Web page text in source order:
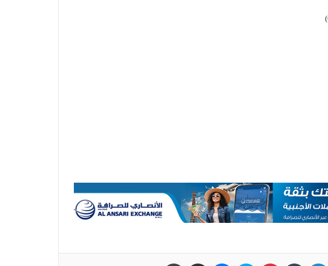
تويتر لينكدإن بينتيريست سكايب ماسنجر مشاركة عبر البريد